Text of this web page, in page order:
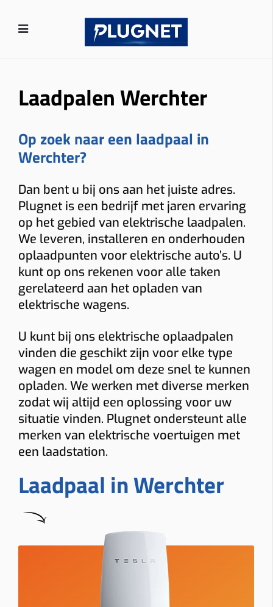
Laadpalen Werchter
Op zoek naar een laadpaal in
Werchter?
Dan bent u bij ons aan het juiste adres.
Plugnet is een bedrijf met jaren ervaring
op het gebied van elektrische laadpalen.
We leveren, installeren en onderhouden
oplaadpunten voor elektrische auto’s. U
kunt op ons rekenen voor alle taken
gerelateerd aan het opladen van
elektrische wagens.
U kunt bij ons elektrische oplaadpalen
vinden die geschikt zijn voor elke type
wagen en model om deze snel te kunnen
opladen. We werken met diverse merken
zodat wij altijd een oplossing voor uw
situatie vinden. Plugnet ondersteunt alle
merken van elektrische voertuigen met
een laadstation.
Laadpaal in Werchter